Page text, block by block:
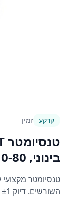
קרקע זמין
בינוני, 0-80 cb, למטעים וכרמים